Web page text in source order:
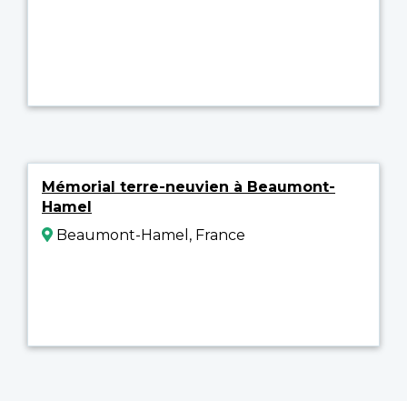
Mémorial terre-neuvien à Beaumont-
Hamel
Beaumont-Hamel, France